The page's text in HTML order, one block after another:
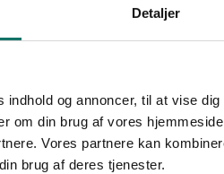
Detaljer
og annoncer, til at vise
om din brug af vores
Vores partnere kan
brug af deres tjenester.